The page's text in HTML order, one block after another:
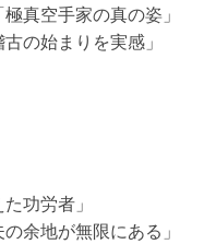
真空手家の真の姿」
の始まりを実感」
功労者」
余地が無限にある」